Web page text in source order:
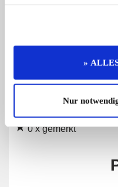
»
Nur
0 x gemerkt